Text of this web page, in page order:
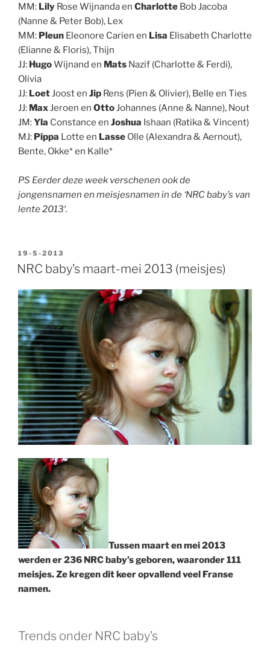
MM: Lily Rose Wijnanda en Charlotte Bob Jacoba
(Nanne & Peter Bob), Lex
MM: Pleun Eleonore Carien en Lisa Elisabeth Charlotte
(Elianne & Floris), Thijn
JJ: HugoWijnand en Mats Nazif (Charlotte & Ferdi),
Olivia
JJ: Loet Joost en Jip Rens (Pien & Olivier), Belle en Ties
JJ: Max Jeroen en Otto Johannes (Anne & Nanne), Nout
JM:Yla Constance en Joshua Ishaan (Ratika & Vincent)
MJ: Pippa Lotte en Lasse Olle (Alexandra & Aernout),
Bente, Okke* en Kalle*
PS Eerder deze week verschenen ook de
jongensnamen en meisjesnamen in de ‘NRC baby’s van
lente 2013′.
GEPLAATST
OP
19-5-2013
NRC baby’s maart-mei 2013 (meisjes)
Tussen maart en mei 2013
werden er 236 NRC baby’s geboren, waaronder 111
meisjes. Ze kregen dit keer opvallend veel Franse
namen.
Trends onder NRC baby’s